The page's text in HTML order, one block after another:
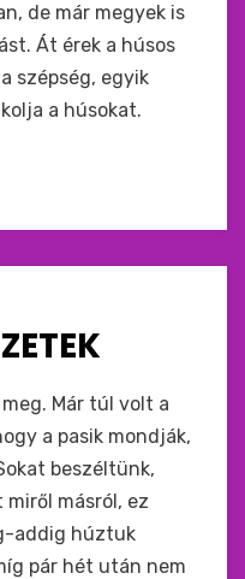
de már megyek is
Át érek a húsos
szépség, egyik
a húsokat.
Már túl volt a
a pasik mondják,
beszéltünk,
másról, ez
addig húztuk
pár hét után nem